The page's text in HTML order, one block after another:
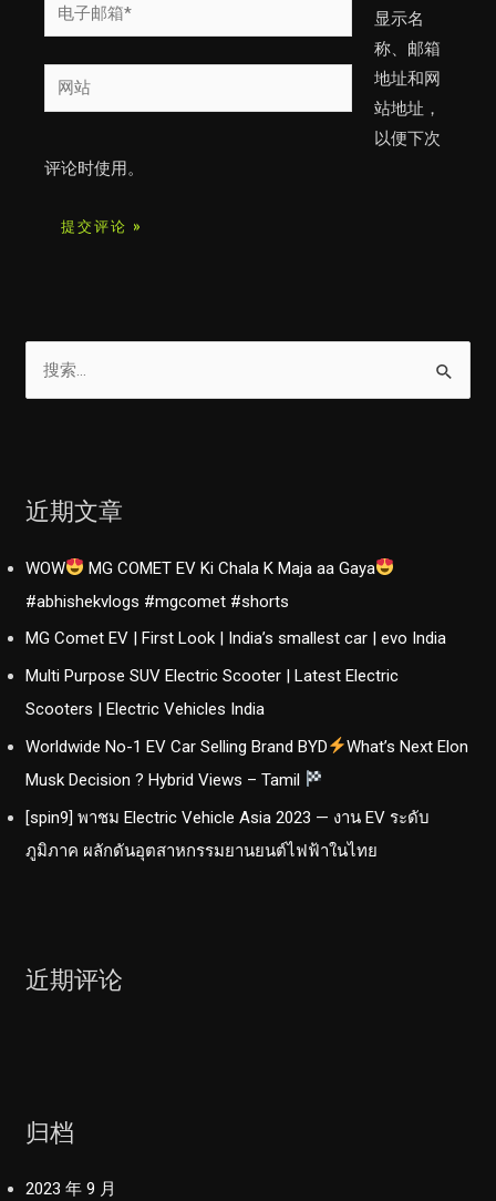
子
邮
箱
网
站
显示名
称、邮箱
地址和网
站地址，
以便下次
评论时使用。
近期文章
WOW
MG COMET EV Ki Chala K Maja aa Gaya
#abhishekvlogs #mgcomet #shorts
MG Comet EV | First Look | India’s smallest car | evo India
Multi Purpose SUV Electric Scooter | Latest Electric
Scooters | Electric Vehicles India
Worldwide No-1 EV Car Selling Brand BYD
What’s Next Elon
Musk Decision ? Hybrid Views – Tamil
[spin9] พาชม Electric Vehicle Asia 2023 — งาน EV ระดับ
ภูมิภาค ผลักดันอุตสาหกรรมยานยนต์ไฟฟ้าในไทย
近期评论
归档
2023 年 9 月